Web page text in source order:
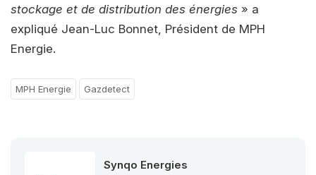
stockage et de distribution des énergies » a
expliqué Jean-Luc Bonnet, Président de MPH
Energie.
MPH Energie Gazdetect
Synqo Energies